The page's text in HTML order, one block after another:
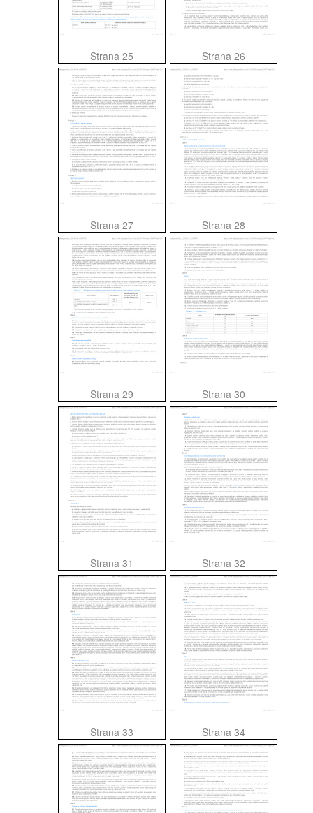
Strana 25 Strana 26
Strana 27 Strana 28
Strana 29 Strana 30
Strana 31 Strana 32
Strana 33 Strana 34